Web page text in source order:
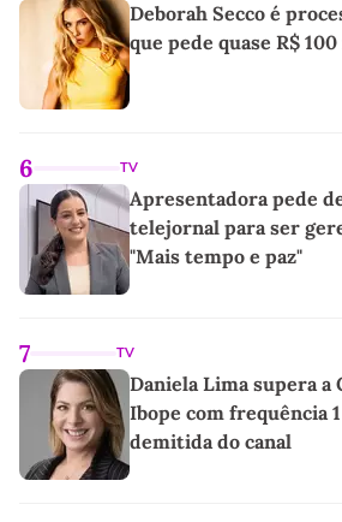
Deborah Secco é
que pede quase R$
6 TV
Apresentadora pede
telejornal para ser
"Mais tempo e paz"
7 TV
Daniela Lima supera a
Ibope com frequência
demitida do canal